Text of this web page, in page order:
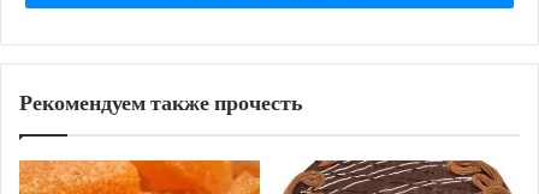
500 г сахара в сироп и 100 г в пюре,
3-4 ст. л. пудры для посыпки,
Приготовление:
Рекомендуем также прочесть